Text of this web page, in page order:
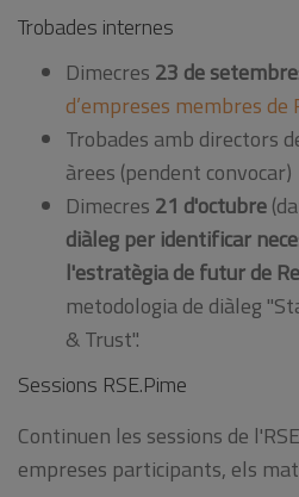
Trobades internes
Dimecres 23 de setembre
d’empreses membres de
Trobades amb directors
àrees (pendent convocar)
Dimecres 21 d'octubre
diàleg per identificar
l'estratègia de futur de
metodologia de diàleg
& Trust".
Sessions RSE.Pime
Continuen les sessions de
empreses participants, els